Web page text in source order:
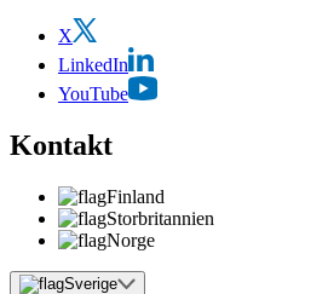
X
LinkedIn
YouTube
Kontakt
Finland
Storbritannien
Norge
Sverige